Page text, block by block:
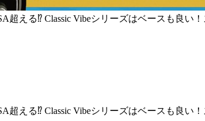
超える⁉ Classic Vibeシリーズはベースも良
超える⁉ Classic Vibeシリーズはベースも良